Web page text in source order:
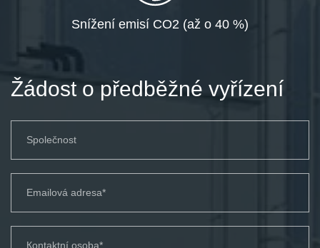
Žádost o předběžné vyřízení
Snížení emisí CO2 (až o 40 %)